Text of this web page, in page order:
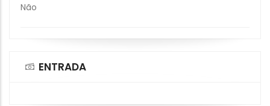
Não
ENTRADA